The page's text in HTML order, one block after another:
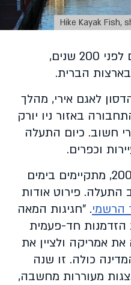
ב-26 באוקטובר 1825, היום לפני 200 שנים,
בארצות הברית.
לאגם אירי, מהלך
באזור ניו יורק
חשוב. כיום התעלה
לרגל חגיגות יום הולדת ה-200, מתקיימים בימים
התעלה. פירוט אודות
הרשמי. "חגיגות המאה
הזדמנות חד-פעמית
אמריקה ולציין את
כולה. זו שנה
מעוררות מחשבה,